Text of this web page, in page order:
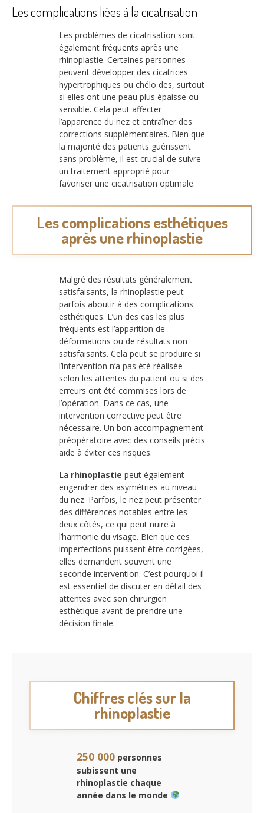
Les complications liées à la cicatrisation
Les problèmes de cicatrisation sont
également fréquents après une
rhinoplastie. Certaines personnes
peuvent développer des cicatrices
hypertrophiques ou chéloïdes, surtout
si elles ont une peau plus épaisse ou
sensible. Cela peut affecter
l’apparence du nez et entraîner des
corrections supplémentaires. Bien que
la majorité des patients guérissent
sans problème, il est crucial de suivre
un traitement approprié pour
favoriser une cicatrisation optimale.
Les complications esthétiques
après une rhinoplastie
Malgré des résultats généralement
satisfaisants, la rhinoplastie peut
parfois aboutir à des complications
esthétiques. L’un des cas les plus
fréquents est l’apparition de
déformations ou de résultats non
satisfaisants. Cela peut se produire si
l’intervention n’a pas été réalisée
selon les attentes du patient ou si des
erreurs ont été commises lors de
l’opération. Dans ce cas, une
intervention corrective peut être
nécessaire. Un bon accompagnement
préopératoire avec des conseils précis
aide à éviter ces risques.
La rhinoplastie peut également
engendrer des asymétries au niveau
du nez. Parfois, le nez peut présenter
des différences notables entre les
deux côtés, ce qui peut nuire à
l’harmonie du visage. Bien que ces
imperfections puissent être corrigées,
elles demandent souvent une
seconde intervention. C’est pourquoi il
est essentiel de discuter en détail des
attentes avec son chirurgien
esthétique avant de prendre une
décision finale.
Chiffres clés sur la
rhinoplastie
250 000 personnes
subissent une
rhinoplastie chaque
année dans le monde